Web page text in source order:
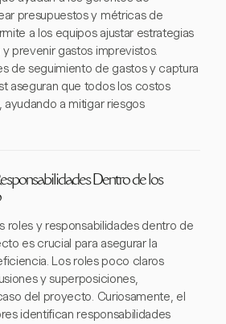
presupuestos y métricas de
a los equipos ajustar estrategias
prevenir gastos imprevistos.
de seguimiento de gastos y captura
aseguran que todos los costos
a mitigar riesgos
Dentro de los
roles y responsabilidades dentro de
es crucial para asegurar la
Los roles poco claros
y superposiciones,
del proyecto. Curiosamente, el
identifican responsabilidades